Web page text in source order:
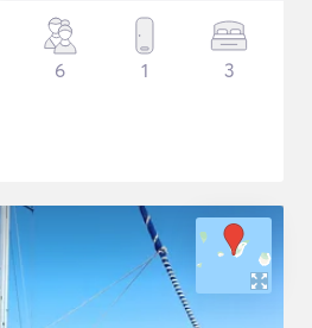
6 1 3